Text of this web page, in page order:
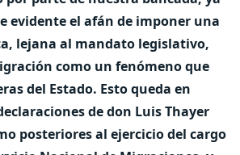
evidente el afán de imponer una
lejana al mandato legislativo,
como un fenómeno que
del Estado. Esto queda en
de don Luis Thayer
posteriores al ejercicio del cargo